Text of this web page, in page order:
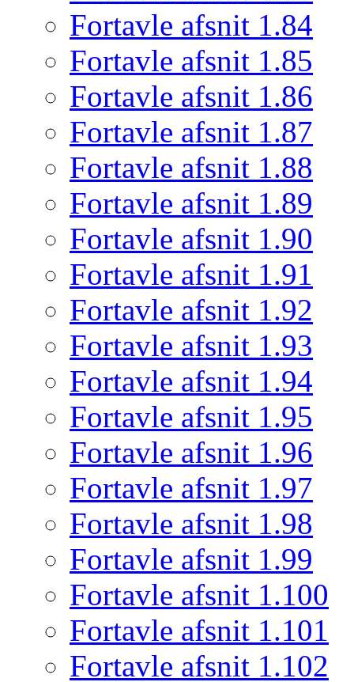
Fortavle afsnit 1.84
Fortavle afsnit 1.85
Fortavle afsnit 1.86
Fortavle afsnit 1.87
Fortavle afsnit 1.88
Fortavle afsnit 1.89
Fortavle afsnit 1.90
Fortavle afsnit 1.91
Fortavle afsnit 1.92
Fortavle afsnit 1.93
Fortavle afsnit 1.94
Fortavle afsnit 1.95
Fortavle afsnit 1.96
Fortavle afsnit 1.97
Fortavle afsnit 1.98
Fortavle afsnit 1.99
Fortavle afsnit 1.100
Fortavle afsnit 1.101
Fortavle afsnit 1.102